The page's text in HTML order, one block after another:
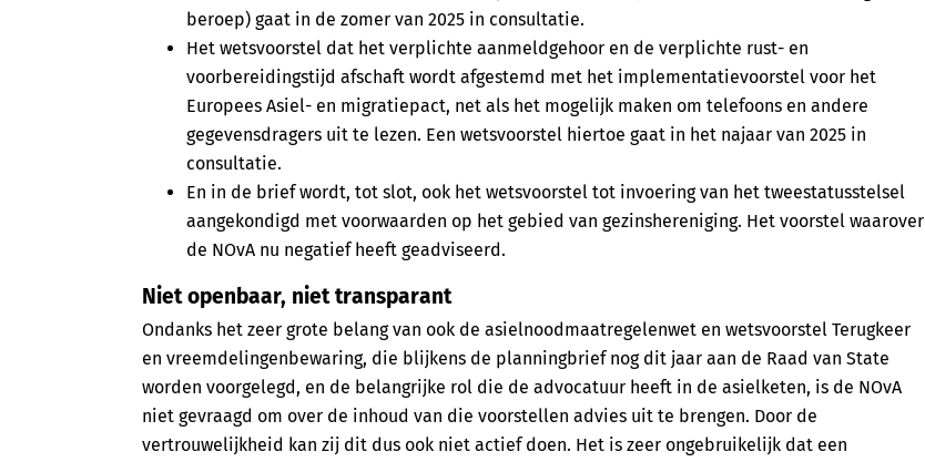
beroep) gaat in de zomer van 2025 in consultatie.
Het wetsvoorstel dat het verplichte aanmeldgehoor en de verplichte rust- en
voorbereidingstijd afschaft wordt afgestemd met het implementatievoorstel voor het
Europees Asiel- en migratiepact, net als het mogelijk maken om telefoons en andere
gegevensdragers uit te lezen. Een wetsvoorstel hiertoe gaat in het najaar van 2025 in
consultatie.
En in de brief wordt, tot slot, ook het wetsvoorstel tot invoering van het tweestatusstelsel
aangekondigd met voorwaarden op het gebied van gezinshereniging. Het voorstel waarover
de NOvA nu negatief heeft geadviseerd.
Niet openbaar, niet transparant
Ondanks het zeer grote belang van ook de asielnoodmaatregelenwet en wetsvoorstel Terugkeer
en vreemdelingenbewaring, die blijkens de planningbrief nog dit jaar aan de Raad van State
worden voorgelegd, en de belangrijke rol die de advocatuur heeft in de asielketen, is de NOvA
niet gevraagd om over de inhoud van die voorstellen advies uit te brengen. Door de
vertrouwelijkheid kan zij dit dus ook niet actief doen. Het is zeer ongebruikelijk dat een